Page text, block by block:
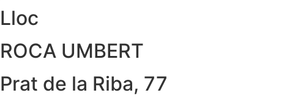
Lloc
ROCA UMBERT
Prat de la Riba, 77